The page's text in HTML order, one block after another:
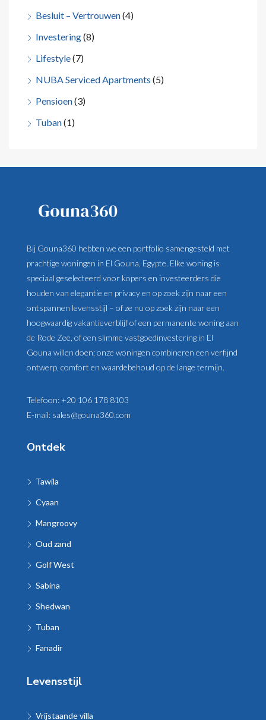
Besluit – Vertrouwen(4)
Investering(8)
Lifestyle(7)
NUBA Serviced Apartments (5)
Pensioen(3)
Tuban(1)
Bij Gouna360 hebben we een portfolio samengesteld met
prachtige woningen in El Gouna, Egypte. Elke woning is
speciaal geselecteerd voor kopers en investeerders die
houden van elegantie en privacy en op zoek zijn naar een
ontspannen levensstijl – of ze nu op zoek zijn naar een
hoogwaardig vakantieverblijf of een permanente woning aan
de Rode Zee, of een slimme vastgoedinvestering in El
Gouna willen doen; onze woningen combineren een verfijnd
ontwerp, comfort en waardebehoud op de lange termijn.
Telefoon: +20 106 178 8103
E-mail: sales@gouna360.com
Ontdek
Tawila
Cyaan
Mangroovy
Oud zand
Golf West
Sabina
Shedwan
Tuban
Fanadir
Levensstijl
Vrijstaande villa